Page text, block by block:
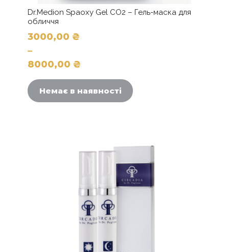
Dr.Medion Spaoxy Gel CO2 – Гель-маска для
обличчя
3000,00 ₴
–
8000,00 ₴
Діапазон
цін:
від
Немає в наявності
можна
на
сторінці
товару